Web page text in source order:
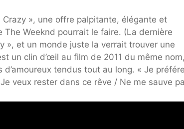
», une offre palpitante, élégante et
The Weeknd pourrait le faire. (La dernière
», et un monde juste la verrait trouver une
un clin d’œil au film de 2011 du même
tendus tout au long. « Je
veux rester dans ce rêve / Ne me sauve